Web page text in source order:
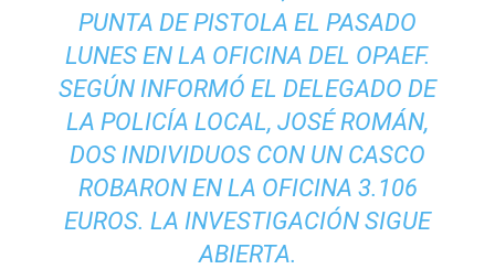
PUNTA DE PISTOLA EL PASADO
LUNES EN LA OFICINA DEL OPAEF.
SEGÚN INFORMÓ EL DELEGADO DE
LA POLICÍA LOCAL, JOSÉ ROMÁN,
DOS INDIVIDUOS CON UN CASCO
ROBARON EN LA OFICINA 3.106
EUROS. LA INVESTIGACIÓN SIGUE
ABIERTA.